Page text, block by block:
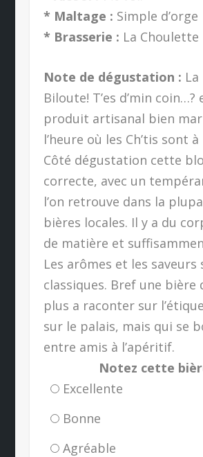
* Maltage : Simple d’orge
* Brasserie : La Choulette
Note de dégustation :
Biloute! T’es d’min coin…?
produit artisanal bien
l’heure où les Ch’tis sont à
Côté dégustation cette
correcte, avec un
l’on retrouve dans la
bières locales. Il y a du
de matière et
Les arômes et les saveurs
classiques. Bref une bière
plus a raconter sur
sur le palais, mais qui se
entre amis à l’apéritif.
Notez cette
Excellente
Bonne
Agréable